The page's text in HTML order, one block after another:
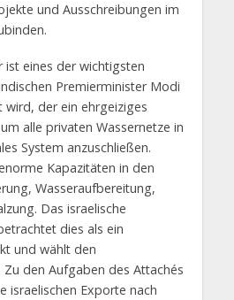
und Ausschreibungen im
ist eines der wichtigsten
Premierminister Modi
der ein ehrgeiziges
alle privaten Wassernetze in
System anzuschließen.
Kapazitäten in den
Wasseraufbereitung,
Das israelische
dies als ein
und wählt den
Zu den Aufgaben des Attachés
israelischen Exporte nach